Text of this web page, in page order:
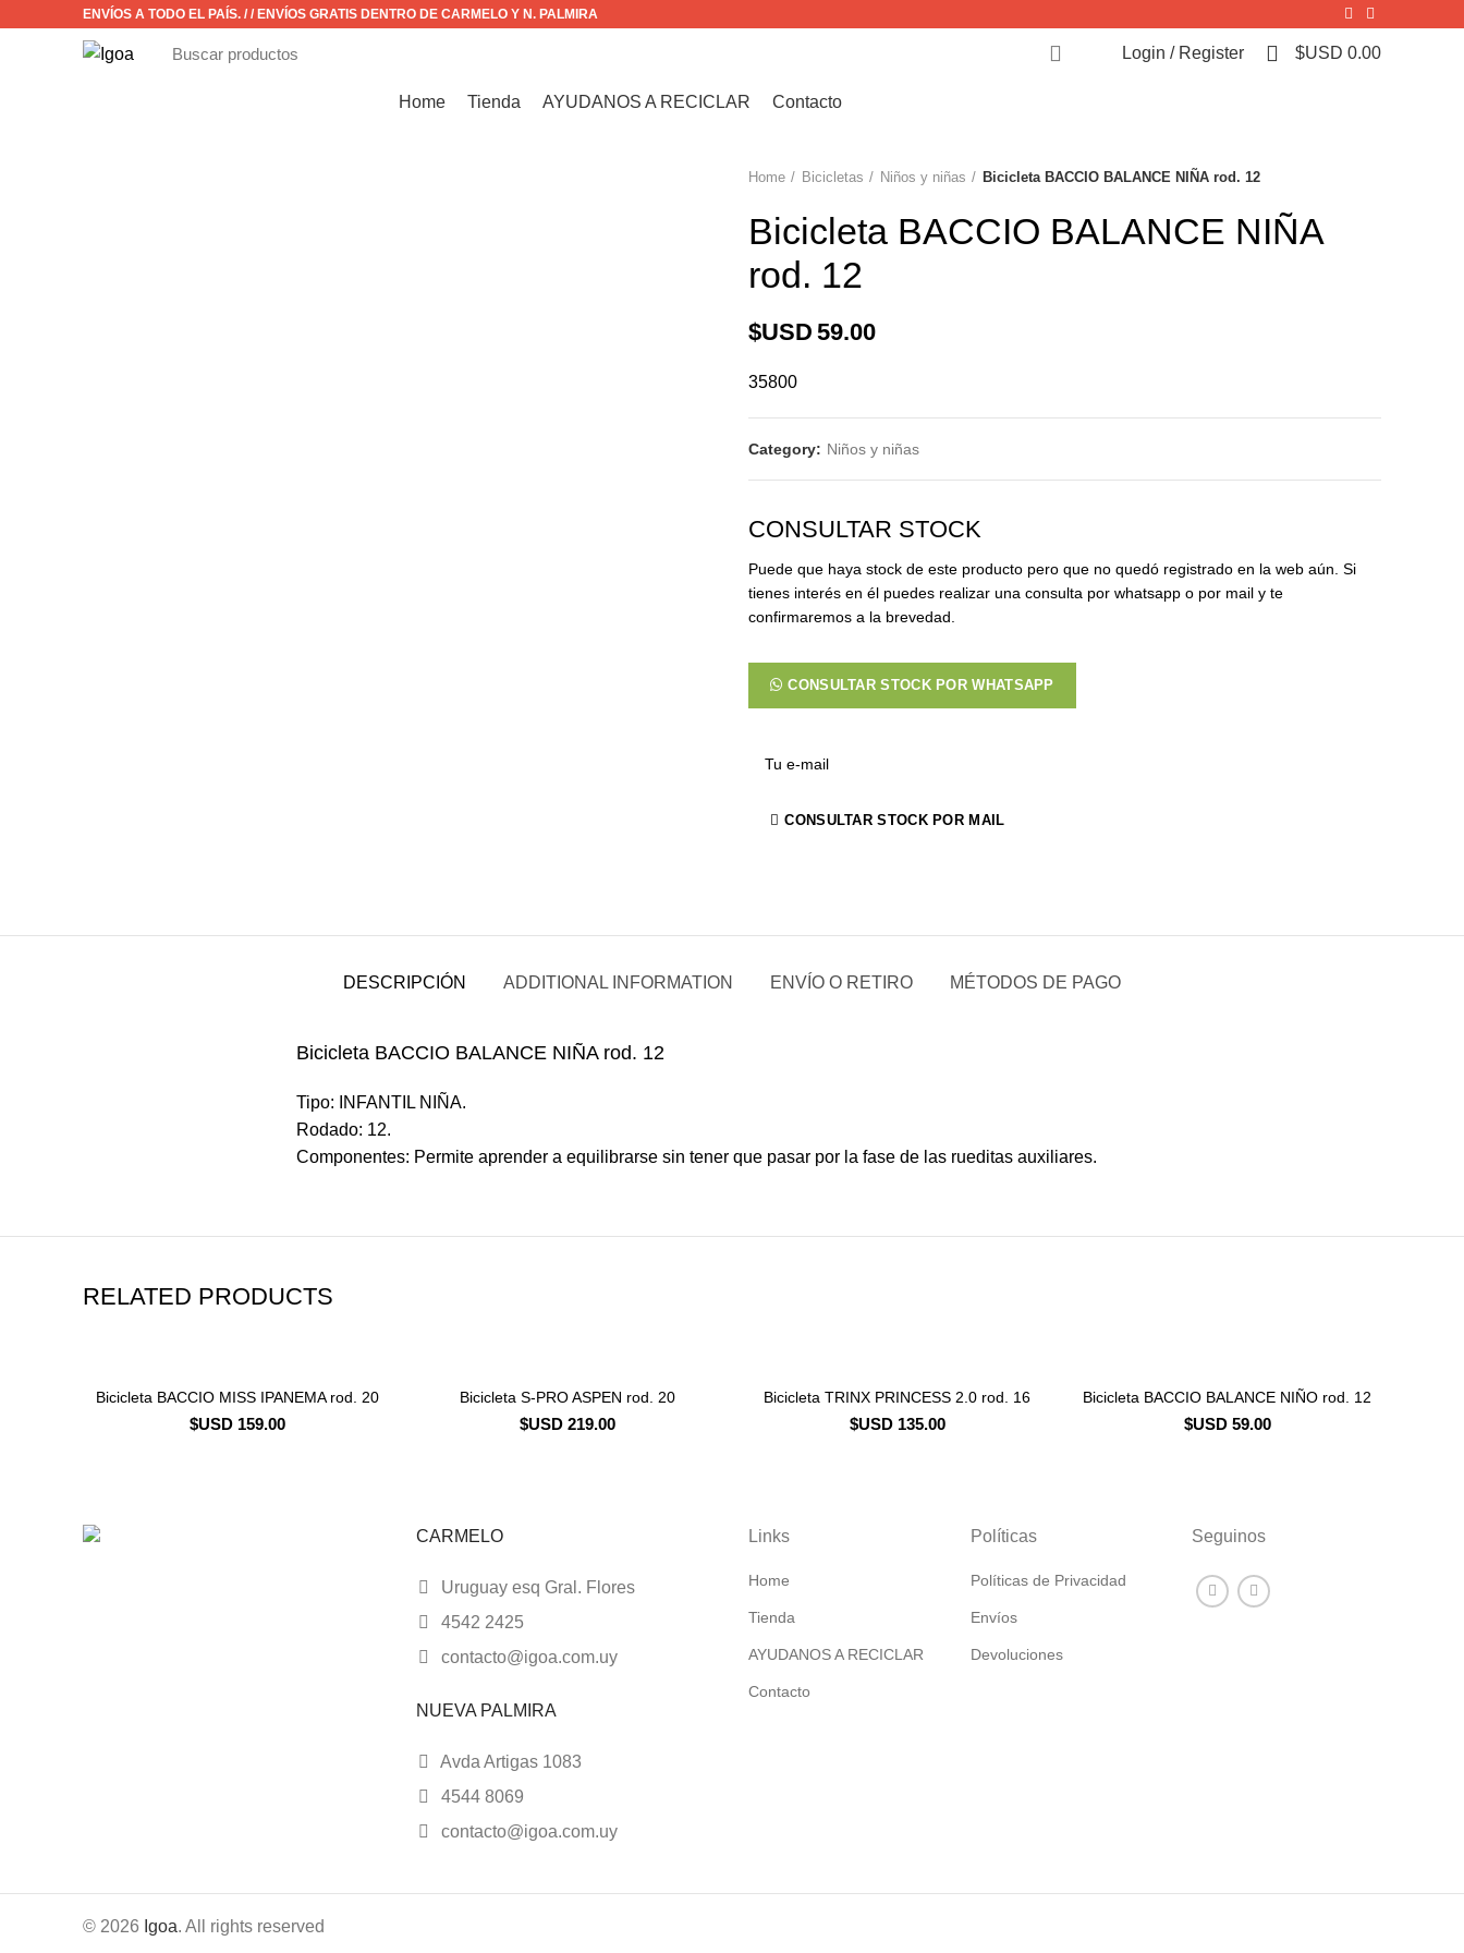
ENVÍOS A TODO EL PAÍS. / / ENVÍOS GRATIS DENTRO DE CARMELO Y N. PALMIRA
Login / Register $USD 0.00
Home Tienda AYUDANOS A RECICLAR Contacto
Home Bicicletas Niños y niñas Bicicleta BACCIO BALANCE NIÑA rod. 12
Bicicleta BACCIO BALANCE NIÑA
rod. 12
$USD 59.00
35800
Category: Niños y niñas
CONSULTAR STOCK
Puede que haya stock de este producto pero que no quedó registrado en la web aún. Si
tienes interés en él puedes realizar una consulta por whatsapp o por mail y te
confirmaremos a la brevedad.
CONSULTAR STOCK POR WHATSAPP
CONSULTAR STOCK POR MAIL
DESCRIPCIÓN ADDITIONAL INFORMATION ENVÍO O RETIRO MÉTODOS DE PAGO
Bicicleta BACCIO BALANCE NIÑA rod. 12
Tipo: INFANTIL NIÑA.
Rodado: 12.
Componentes: Permite aprender a equilibrarse sin tener que pasar por la fase de las rueditas auxiliares.
RELATED PRODUCTS
CONSULTAR STOCK
Bicicleta BACCIO MISS IPANEMA rod. 20
$USD 159.00
CONSULTAR STOCK
Bicicleta S-PRO ASPEN rod. 20
$USD 219.00
CONSULTAR STOCK
Bicicleta TRINX PRINCESS 2.0 rod. 16
$USD 135.00
CONSULTAR STOCK
Bicicleta BACCIO BALANCE NIÑO rod. 12
$USD 59.00
CARMELO
Uruguay esq Gral. Flores
4542 2425
contacto@igoa.com.uy
NUEVA PALMIRA
Avda Artigas 1083
4544 8069
contacto@igoa.com.uy
Links
Home
Tienda
AYUDANOS A RECICLAR
Contacto
Políticas
Políticas de Privacidad
Envíos
Devoluciones
Seguinos
© 2026 Igoa. All rights reserved